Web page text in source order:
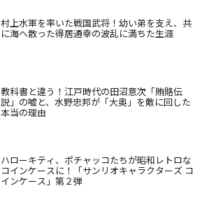
村上水軍を率いた戦国武将！幼い弟を支え、共
に海へ散った得居通幸の波乱に満ちた生涯
教科書と違う！江戸時代の田沼意次「賄賂伝
説」の嘘と、水野忠邦が「大奥」を敵に回した
本当の理由
ハローキティ、ポチャッコたちが昭和レトロな
コインケースに！「サンリオキャラクターズ コ
インケース」第２弾